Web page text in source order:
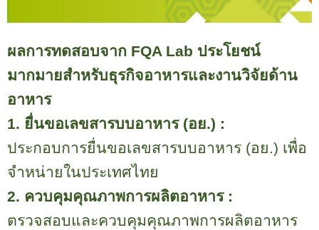
ผลการทดสอบจาก FQA Lab ประโยชน์
มากมายสำหรับธุรกิจอาหารและงานวิจัยด้าน
อาหาร
1. ยื่นขอเลขสารบบอาหาร (อย.) :
ประกอบการยื่นขอเลขสารบบอาหาร (อย.) เพื่อ
จำหน่ายในประเทศไทย
2. ควบคุมคุณภาพการผลิตอาหาร :
ตรวจสอบและควบคุมคุณภาพการผลิตอาหาร